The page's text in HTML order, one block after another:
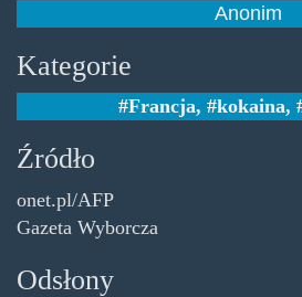
Anonim
Kategorie
Francja, kokaina,
Źródło
onet.pl/AFP
Gazeta Wyborcza
Odsłony